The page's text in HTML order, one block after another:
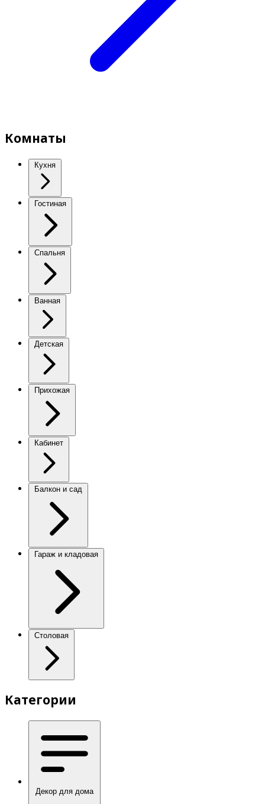
Комнаты
Кухня
Гостиная
Спальня
Ванная
Детская
Прихожая
Кабинет
Балкон и сад
Гараж и кладовая
Столовая
Категории
Декор для дома